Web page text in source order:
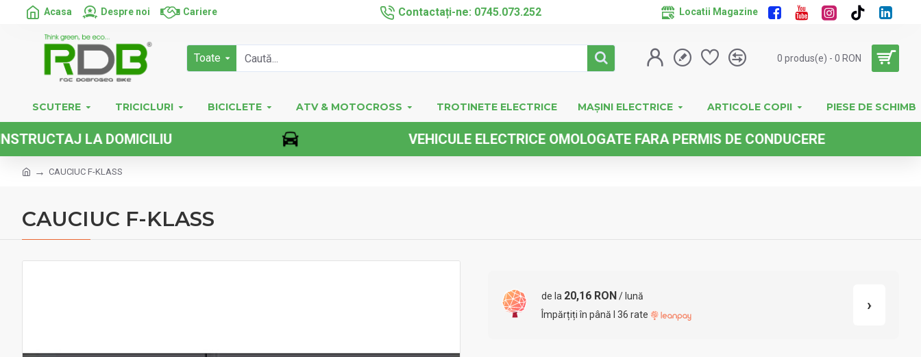
Acasa Despre noi Cariere Contactați-ne: 0745.073.252 Locatii Magazine
Toate 0 produs(e) - 0 RON
SCUTERE TRICICLURI BICICLETE ATV & MOTOCROSS TROTINETE ELECTRICE MAȘINI ELECTRICE ARTICOLE COPII PIESE DE SCHIMB
LA DOMICILIU VEHICULE ELECTRICE OMOLOGATE FARA PERMIS DE CONDUCERE
CAUCIUC F-KLASS
CAUCIUC F-KLASS
de la 20,16 RON/ lună
Împărțiți în până l 36 rate
›